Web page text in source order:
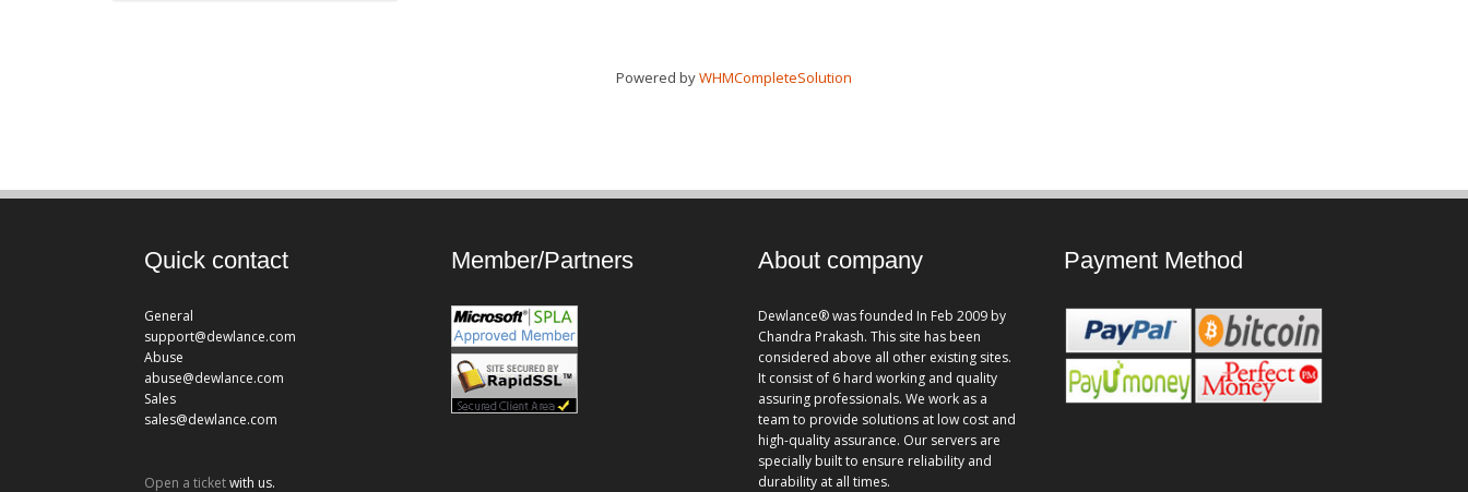
Powered byWHMCompleteSolution
Quick contact
General
support@dewlance.com
Abuse
abuse@dewlance.com
Sales
sales@dewlance.com
Open a ticketwith us.
Member/Partners About company
Dewlance® was founded In Feb 2009 by
Chandra Prakash. This site has been
considered above all other existing sites.
It consist of 6 hard working and quality
assuring professionals. We work as a
team to provide solutions at low cost and
high-quality assurance. Our servers are
specially built to ensure reliability and
durability at all times.
Payment Method